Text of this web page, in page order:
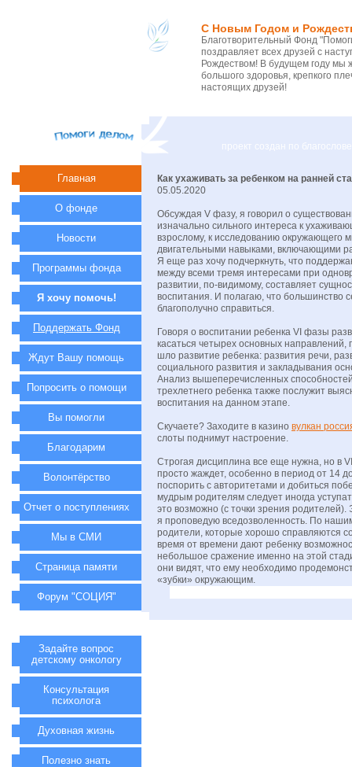
С Новым Годом и
Благотворительный Фонд
поздравляет всех друзей с
Рождеством! В будущем году
большого здоровья, крепкого
настоящих друзей!
проект создан по
Как ухаживать за ребенком на ранней
05.05.2020
Обсуждая V фазу, я говорил о
изначально сильного интереса к
взрослому, к исследованию окружающего
двигательными навыками, включающими
Я еще раз хочу подчеркнуть, что
между всеми тремя интересами при
развитии, по-видимому, составляет
воспитания. И полагаю, что большинство
благополучно справиться.
Говоря о воспитании ребенка VI фазы
касаться четырех основных направлений,
шло развитие ребенка: развития речи,
социального развития и закладывания
Анализ вышеперечисленных
трехлетнего ребенка также послужит
воспитания на данном этапе.
Скучаете? Заходите в казино вулкан
слоты поднимут настроение.
Строгая дисциплина все еще нужна, но в
просто жаждет, особенно в период от 14
поспорить с авторитетами и добиться
мудрым родителям следует иногда
это возможно (с точки зрения родителей).
я проповедую вседозволенность. По
родители, которые хорошо справляются
время от времени дают ребенку
небольшое сражение именно на этой
они видят, что ему необходимо
«зубки» окружающим.
Главная
О фонде
Новости
Программы фонда
Я хочу помочь!
Поддержать Фонд
Ждут Вашу помощь
Попросить о помощи
Вы помогли
Благодарим
Волонтёрство
Отчет о поступлениях
Мы в СМИ
Страница памяти
Форум "СОЦИЯ"
Задайте вопрос
детскому онкологу
Консультация
психолога
Духовная жизнь
Полезно знать